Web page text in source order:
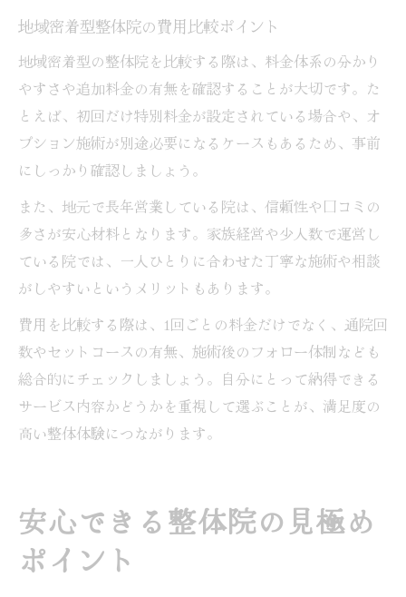
地域密着型整体院の費用比較ポイント
地域密着型の整体院を比較する際は、料金体系の分かり
やすさや追加料金の有無を確認することが大切です。た
とえば、初回だけ特別料金が設定されている場合や、オ
プション施術が別途必要になるケースもあるため、事前
にしっかり確認しましょう。
また、地元で長年営業している院は、信頼性や口コミの
多さが安心材料となります。家族経営や少人数で運営し
ている院では、一人ひとりに合わせた丁寧な施術や相談
がしやすいというメリットもあります。
費用を比較する際は、1回ごとの料金だけでなく、通院回
数やセットコースの有無、施術後のフォロー体制なども
総合的にチェックしましょう。自分にとって納得できる
サービス内容かどうかを重視して選ぶことが、満足度の
高い整体体験につながります。
安心できる整体院の見極め
ポイント